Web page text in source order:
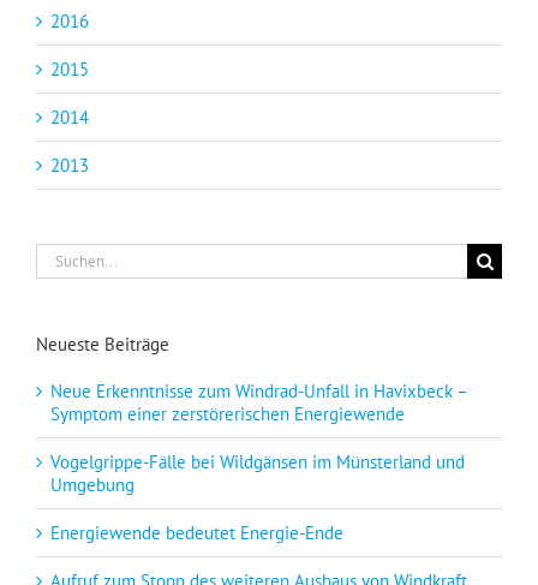
2016
2015
2014
2013
Suche
nach:
Neueste Beiträge
Neue Erkenntnisse zum Windrad-Unfall in Havixbeck –
Symptom einer zerstörerischen Energiewende
Vogelgrippe-Fälle bei Wildgänsen im Münsterland und
Umgebung
Energiewende bedeutet Energie-Ende